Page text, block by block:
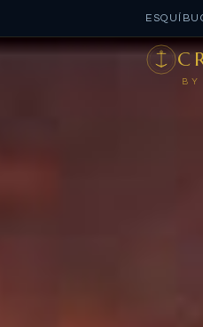
ESQUÍ